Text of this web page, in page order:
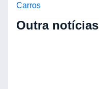
Carros
Outra notícias